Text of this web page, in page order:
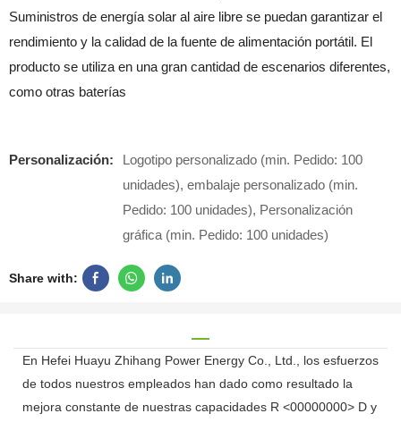
Suministros de energía solar al aire libre se puedan garantizar el
rendimiento y la calidad de la fuente de alimentación portátil. El
producto se utiliza en una gran cantidad de escenarios diferentes,
como otras baterías
Personalización:
Logotipo personalizado (min. Pedido: 100
unidades), embalaje personalizado (min.
Pedido: 100 unidades), Personalización
gráfica (min. Pedido: 100 unidades)
Share with:
En Hefei Huayu Zhihang Power Energy Co., Ltd., los esfuerzos
de todos nuestros empleados han dado como resultado la
mejora constante de nuestras capacidades R <00000000> D y